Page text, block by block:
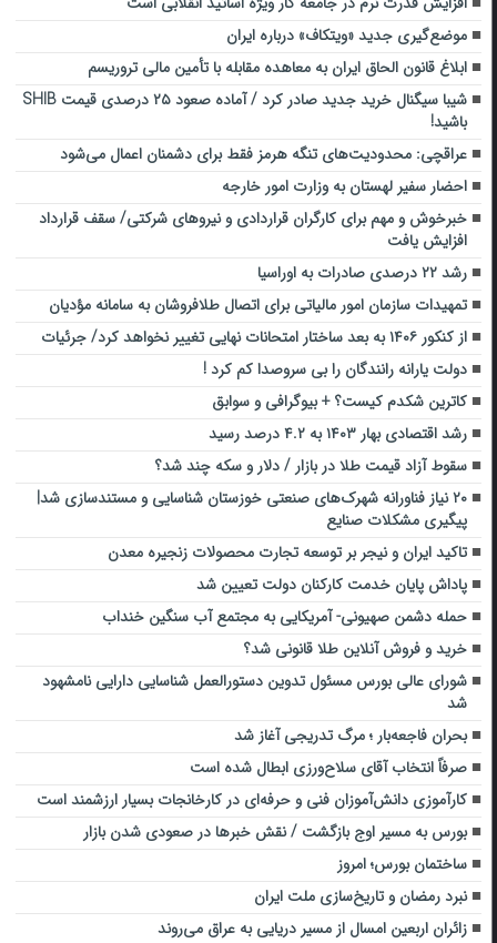
موضع‌گیری جدید «ویتکاف» درباره ایران
ابلاغ قانون الحاق ایران به معاهده مقابله با تأمین مالی تروریسم
شیبا سیگنال خرید جدید صادر کرد / آماده صعود ۲۵ درصدی قیمت SHIB
باشید!
عراقچی: محدودیت‌های تنگه هرمز فقط برای دشمنان اعمال می‌شود
احضار سفیر لهستان به وزارت امور خارجه
خبرخوش و مهم برای کارگران قراردادی و نیرو‌های شرکتی/ سقف قرارداد
افزایش یافت
رشد ۲۲ درصدی صادرات به اوراسیا
تمهیدات سازمان امور مالیاتی برای اتصال طلافروشان به سامانه مؤدیان
از کنکور ۱۴۰۶ به بعد ساختار امتحانات نهایی تغییر نخواهد کرد/ جرئیات
دولت یارانه رانندگان را بی سروصدا کم کرد !
کاترین شکدم کیست؟ + بیوگرافی و سوابق
رشد اقتصادی بهار ۱۴۰۳ به ۴.۲ درصد رسید
سقوط آزاد قیمت طلا در بازار / دلار و سکه چند شد؟
۲۰ نیاز فناورانه شهرک‌های صنعتی خوزستان شناسایی و مستندسازی شد|
پیگیری مشکلات صنایع
تاکید ایران و نیجر بر توسعه تجارت محصولات زنجیره معدن
پاداش پایان خدمت کارکنان دولت تعیین شد
حمله دشمن صهیونی- آمریکایی به مجتمع آب سنگین خنداب
خرید و فروش آنلاین طلا قانونی شد؟
شورای عالی بورس مسئول تدوین دستورالعمل شناسایی دارایی نامشهود
شد
بحران فاجعه‌بار ؛ مرگ تدریجی آغاز شد
صرفاً انتخاب آقای سلاح‌ورزی ابطال شده است
کارآموزی دانش‌آموزان فنی و حرفه‌ای در کارخانجات بسیار ارزشمند است
بورس به مسیر اوج بازگشت / نقش خبرها در صعودی شدن بازار
ساختمان بورس؛ امروز
نبرد رمضان و تاریخ‌سازی ملت ایران
زائران اربعین امسال از مسیر دریایی به عراق می‌روند